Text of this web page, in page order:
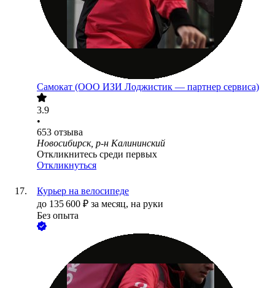
Самокат (ООО ИЗИ Лоджистик — партнер сервиса)
3.9
•
653 отзыва
Новосибирск, р-н Калининский
Откликнитесь среди первых
Откликнуться
Курьер на велосипеде
до 135 600 ₽ за месяц, на руки
Без опыта